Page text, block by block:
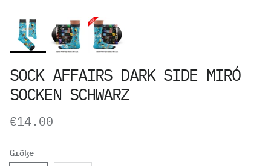
SOCK AFFAIRS DARK SIDE MIRÓ
SOCKEN SCHWARZ
Prix habituel
€14.00
Größe